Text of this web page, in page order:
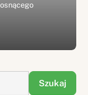
Szukaj